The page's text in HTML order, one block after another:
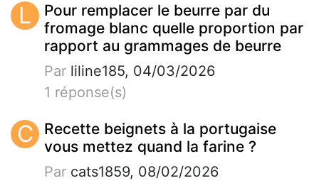
L
Pour remplacer le beurre par du
fromage blanc quelle proportion par
rapport au grammages de beurre
Par liline185, 04/03/2026
1 réponse(s)
C
Recette beignets à la portugaise
vous mettez quand la farine ?
Par cats1859, 08/02/2026